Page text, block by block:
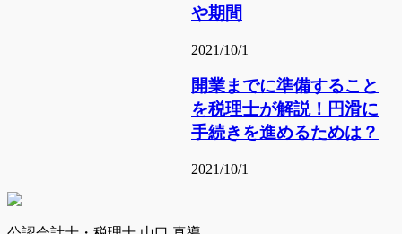
や期間
2021/10/1
開業までに準備すること
を税理士が解説！円滑に
手続きを進めるためは？
2021/10/1